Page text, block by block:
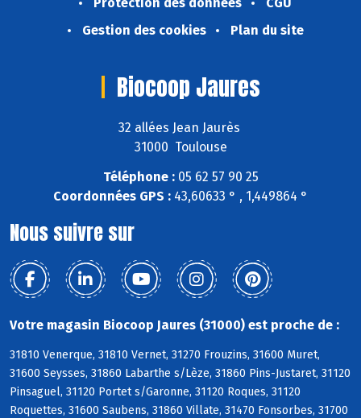
Gestion des cookies
Plan du site
Biocoop Jaures
32 allées Jean Jaurès
31000 Toulouse
Téléphone :05 62 57 90 25
Coordonnées GPS : 43,60633 ° , 1,449864 °
Nous suivre sur
Votre magasin Biocoop Jaures (31000) est proche de :
31810 Venerque, 31810 Vernet, 31270 Frouzins, 31600 Muret,
31600 Seysses, 31860 Labarthe s/Lèze, 31860 Pins-Justaret, 31120
Pinsaguel, 31120 Portet s/Garonne, 31120 Roques, 31120
Roquettes, 31600 Saubens, 31860 Villate, 31470 Fonsorbes, 31700